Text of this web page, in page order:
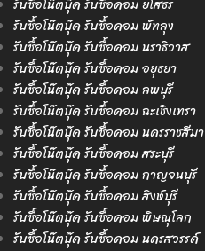
รับซื้อโน๊ตบุ๊ค รับซื้อคอม ยโสธร
รับซื้อโน๊ตบุ๊ค รับซื้อคอม พัทลุง
รับซื้อโน๊ตบุ๊ค รับซื้อคอม นราธิวาส
รับซื้อโน๊ตบุ๊ค รับซื้อคอม อยุธยา
รับซื้อโน๊ตบุ๊ค รับซื้อคอม ลพบุรี
รับซื้อโน๊ตบุ๊ค รับซื้อคอม ฉะเชิงเทรา
รับซื้อโน๊ตบุ๊ค รับซื้อคอม นครราชสีมา
รับซื้อโน๊ตบุ๊ค รับซื้อคอม สระบุรี
รับซื้อโน๊ตบุ๊ค รับซื้อคอม กาญจนบุรี
รับซื้อโน๊ตบุ๊ค รับซื้อคอม สิงห์บุรี
รับซื้อโน๊ตบุ๊ค รับซื้อคอม พิษณุโลก
รับซื้อโน๊ตบุ๊ค รับซื้อคอม นครสวรรค์